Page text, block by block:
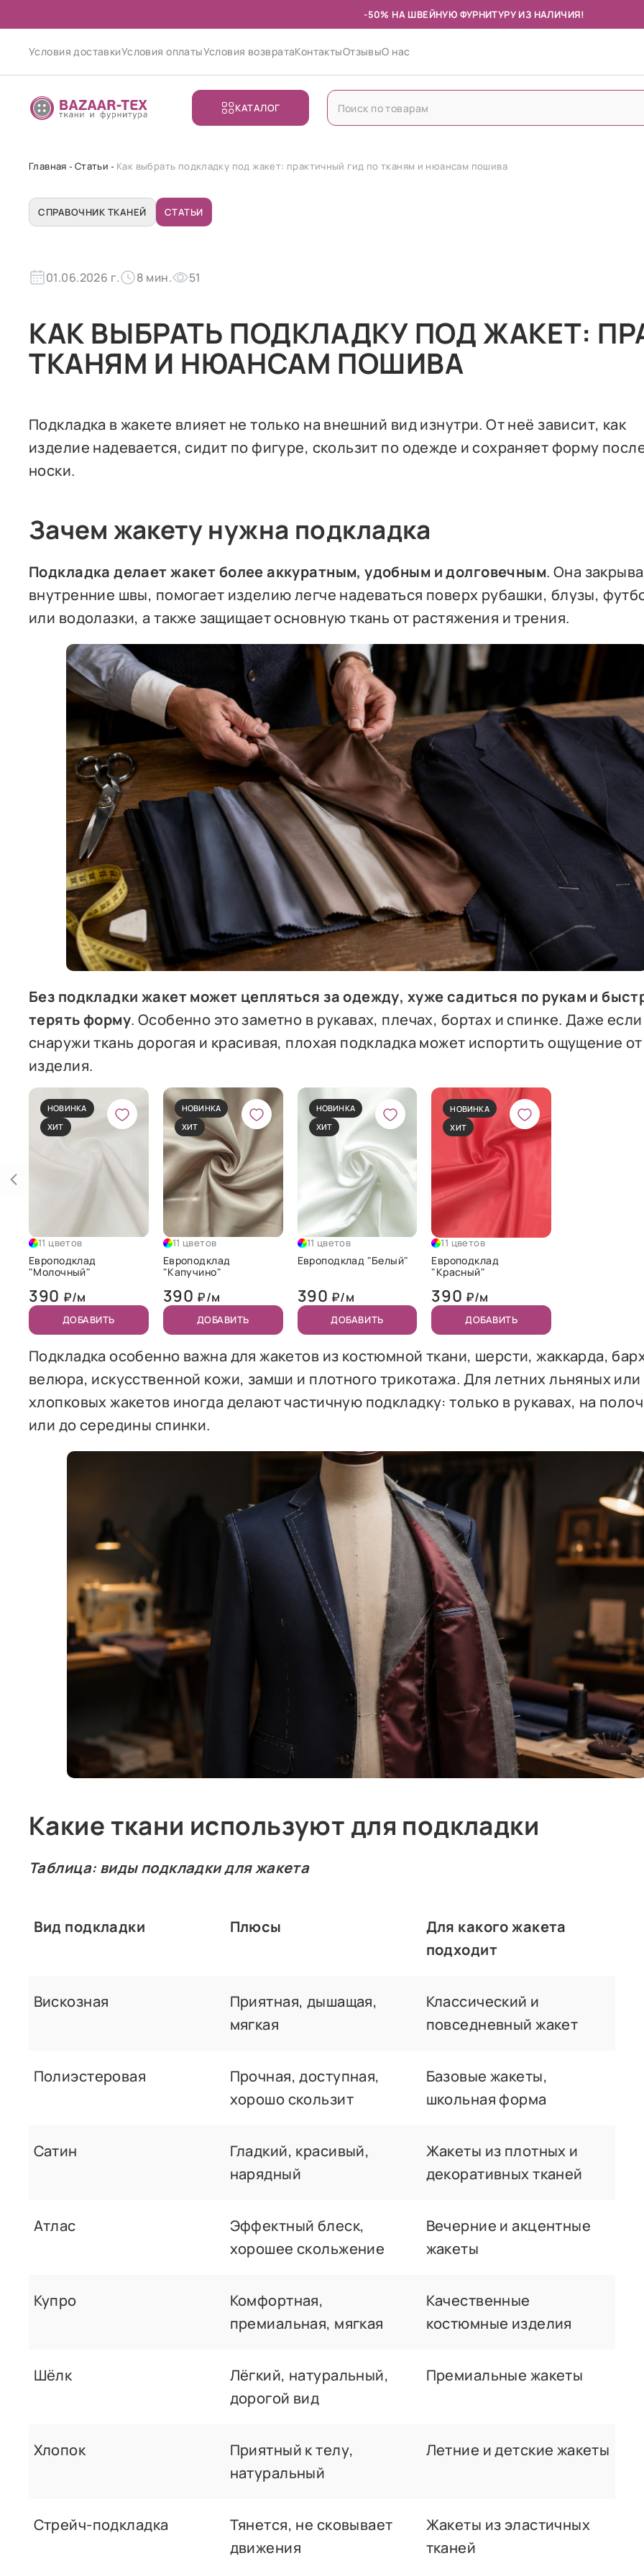
-50% НА ШВЕЙНУЮ ФУРНИТУРУ ИЗ НАЛИЧИЯ!
Условия доставкиУсловия оплатыУсловия возвратаКонтактыОтзывыО нас
КАТАЛОГ
Главная Статьи Как выбрать подкладку под жакет: практичный гид по тканям и нюансам пошива
СПРАВОЧНИК ТКАНЕЙ СТАТЬИ
01.06.2026 г. 8 мин. 51
КАК ВЫБРАТЬ ПОДКЛАДКУ ПОД ЖАКЕТ:
ТКАНЯМ И НЮАНСАМ ПОШИВА
Подкладка в жакете влияет не только на внешний вид изнутри. От неё зависит, как
изделие надевается, сидит по фигуре, скользит по одежде и сохраняет форму
носки.
Зачем жакету нужна подкладка
Подкладка делает жакет более аккуратным, удобным и долговечным. Она
внутренние швы, помогает изделию легче надеваться поверх рубашки, блузы,
или водолазки, а также защищает основную ткань от растяжения и трения.
Без подкладки жакет может цепляться за одежду, хуже садиться по рукам и
терять форму. Особенно это заметно в рукавах, плечах, бортах и спинке. Даже если
снаружи ткань дорогая и красивая, плохая подкладка может испортить ощущение от
изделия.
НОВИНКА
ХИТ
11 цветов
Европодклад
"Молочный"
390 ₽/м
ДОБАВИТЬ
НОВИНКА
ХИТ
11 цветов
Европодклад
"Капучино"
390 ₽/м
ДОБАВИТЬ
НОВИНКА
ХИТ
11 цветов
Европодклад "Белый"
390 ₽/м
ДОБАВИТЬ
НОВИНКА
ХИТ
11 цветов
Европодклад
"Красный"
390 ₽/м
ДОБАВИТЬ
Подкладка особенно важна для жакетов из костюмной ткани, шерсти, жаккарда,
велюра, искусственной кожи, замши и плотного трикотажа. Для летних льняных или
хлопковых жакетов иногда делают частичную подкладку: только в рукавах, на
или до середины спинки.
Какие ткани используют для подкладки
Таблица: виды подкладки для жакета
Вид подкладки Плюсы
Для какого жакета
подходит
Вискозная
Приятная, дышащая,
мягкая
Классический и
повседневный жакет
Полиэстеровая
Прочная, доступная,
хорошо скользит
Базовые жакеты,
школьная форма
Сатин
Гладкий, красивый,
нарядный
Жакеты из плотных и
декоративных тканей
Атлас
Эффектный блеск,
хорошее скольжение
Вечерние и акцентные
жакеты
Купро
Комфортная,
премиальная, мягкая
Качественные
костюмные изделия
Шёлк
Лёгкий, натуральный,
дорогой вид
Премиальные жакеты
Хлопок
Приятный к телу,
натуральный
Летние и детские жакеты
Стрейч-подкладка
Тянется, не сковывает
движения
Жакеты из эластичных
тканей